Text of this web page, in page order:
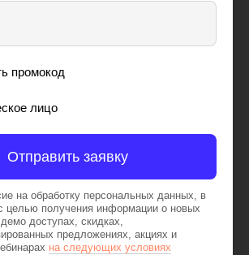
промокод
лицо
Отправить заявку
на обработку персональных данных, в
целью получения информации о новых
доступах, скидках,
предложениях, акциях и
на следующих условиях